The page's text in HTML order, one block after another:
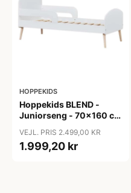
HOPPEKIDS
Hoppekids BLEND -
Juniorseng - 70x160 cm
VEJL. PRIS 2.499,00 KR
1.999,20 kr